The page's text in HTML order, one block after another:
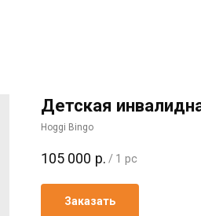
Детская
Hoggi Bingo
105 000 р. / 1 pc
Заказать